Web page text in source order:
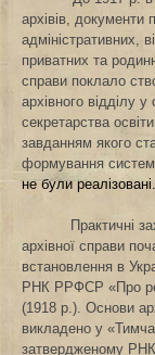
архівів, документи
адміністративних,
приватних та
справи поклало
архівного відділу
секретарства
завданням якого
формування
не були реалізовані.
Практичні
архівної справи
встановлення в
РНК РРФСР «Про
(1918 р.). Основи
викладено у
затвердженому РНК